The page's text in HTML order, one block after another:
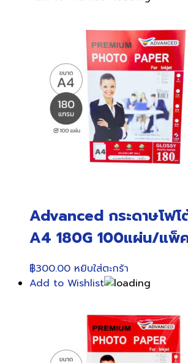
Advanced กระดาษโฟ
A4 180G 100แผ่น/แพ็
฿300.00 หยิบใส่ตะกร้า
Add to Wishlist